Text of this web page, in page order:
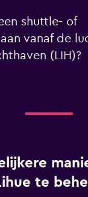
shuttle- of
vanaf de
(LIH)?
te